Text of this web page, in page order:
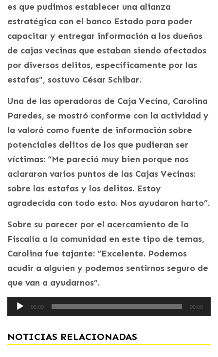
es que pudimos establecer una alianza
estratégica con el banco Estado para poder
capacitar y entregar información a los dueños
de cajas vecinas que estaban siendo afectados
por diversos delitos, específicamente por las
estafas”, sostuvo César Schibar.
Una de las operadoras de Caja Vecina, Carolina
Paredes, se mostró conforme con la actividad y
la valoró como fuente de información sobre
potenciales delitos de los que pudieran ser
víctimas: “Me pareció muy bien porque nos
aclararon varios puntos de las Cajas Vecinas:
sobre las estafas y los delitos. Estoy
agradecida con todo esto. Nos ayudaron harto”.
Sobre su parecer por el acercamiento de la
Fiscalía a la comunidad en este tipo de temas,
Carolina fue tajante: “Excelente. Podemos
acudir a alguien y podemos sentirnos seguro de
que van a ayudarnos”.
Reproductor
00:00 00:00
NOTICIAS RELACIONADAS